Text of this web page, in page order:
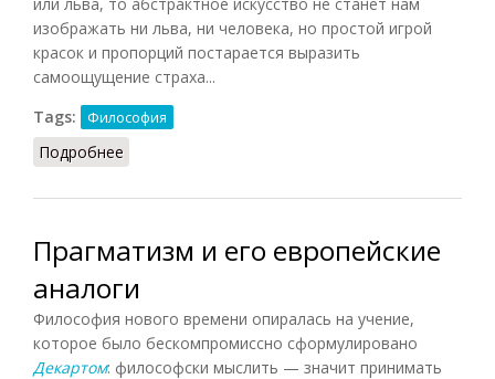
изображать ни льва, ни человека, но простой игрой
красок и пропорций постарается выразить
самоощущение страха...
Tags:
Философия
Подробнее
Прагматизм и его европейские
аналоги
Философия нового времени опиралась на учение,
которое было бескомпромиссно сформулировано
Декартом: философски мыслить — значит принимать